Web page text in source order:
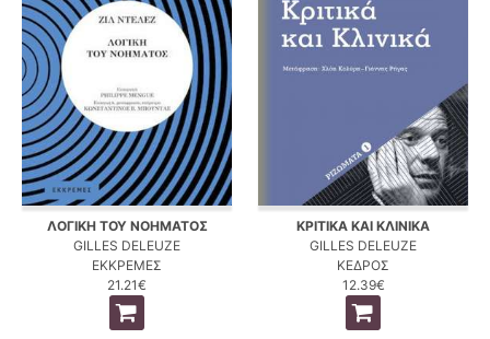
ΛΟΓΙΚΗ ΤΟΥ ΝΟΗΜΑΤΟΣ
GILLES DELEUZE
ΕΚΚΡΕΜΕΣ
21.21€
ΚΡΙΤΙΚΑ ΚΑΙ ΚΛΙΝΙΚΑ
GILLES DELEUZE
ΚΕΔΡΟΣ
12.39€